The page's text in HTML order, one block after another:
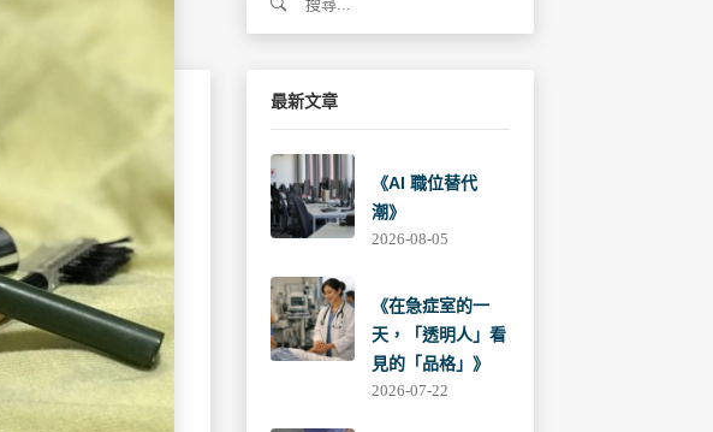
關
最新文章
《AI 職位替代
潮》
2026-08-05
《在急症室的一
天，「透明人」看
見的「品格」》
2026-07-22